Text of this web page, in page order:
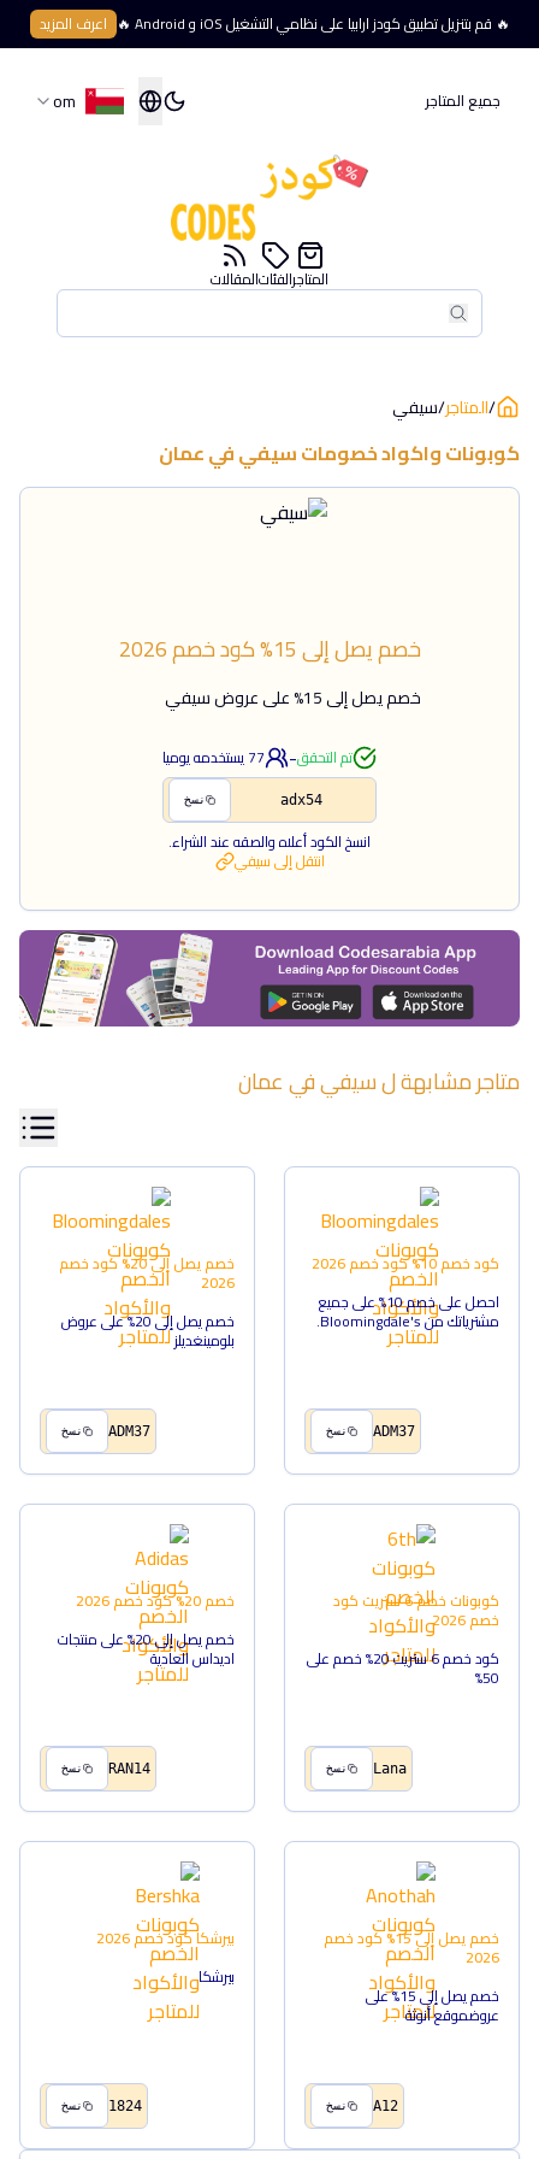
🔥 قم بتنزيل تطبيق كودز ارابيا على نظامي التشغيل iOS و Android 🔥 اعرف المزيد
جميع المتاجر om
بحث
بحث
المتاجرالفئاتالمقالات
/المتاجر/سيفي
كوبونات واكواد خصوماتسيفيفيعمان
خصم يصل إلى 15% كود خصم2026
خصم يصل إلى 15% على عروض سيفي
تم التحقق-
77يستخدمه يوميا
adx54 نسخ
انسخ الكود أعلاه والصقه عند الشراء.
انتقل إلىسيفي
متاجر مشابهة لسيفيفيعمان
كود خصم 10% كود خصم2026
احصل على خصم 10% على جميع
مشترياتك من Bloomingdale's.
ADM37 نسخ
خصم يصل إلى 20% كود خصم
2026
خصم يصل إلى 20% على عروض
بلومينغديلز
ADM37 نسخ
كوبونات خصم 6 ستريت كود
خصم2026
كود خصم 6 ستريت 20% خصم على
50%
Lana نسخ
خصم 20% كود خصم2026
خصم يصل إلى 20% على منتجات
اديداس العادية
RAN14 نسخ
خصم يصل إلى 15% كود خصم
2026
خصم يصل إلى 15% على
عروضموقع أنوثة
A12 نسخ
بيرشكاكود خصم2026
بيرشكا
1824 نسخ